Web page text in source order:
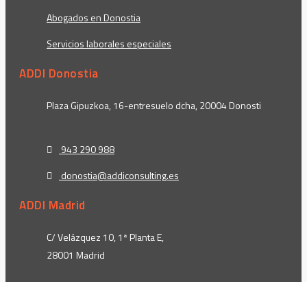
Abogados en Donostia
Servicios laborales especiales
ADDI Donostia
Plaza Gipuzkoa, 16-entresuelo dcha, 20004 Donosti
943 290 988
donostia@addiconsulting.es
ADDI Madrid
C/ Velázquez 10, 1ª Planta E,
28001 Madrid